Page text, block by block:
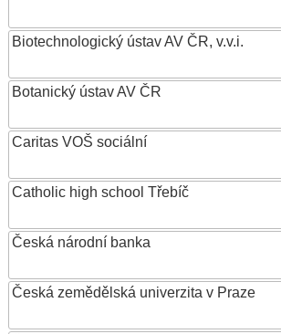
Biotechnologický ústav AV ČR, v.v.i.
Botanický ústav AV ČR
Caritas VOŠ sociální
Catholic high school Třebíč
Česká národní banka
Česká zemědělská univerzita v Praze